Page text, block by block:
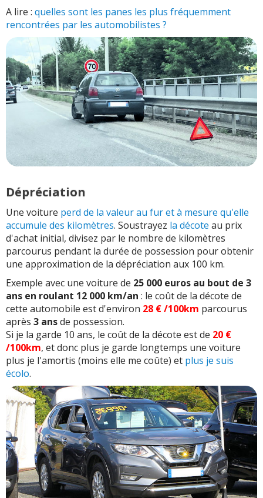
A lire : quelles sont les panes les plus fréquemment
rencontrées par les automobilistes ?
Dépréciation
Une voiture perd de la valeur au fur et à mesure qu'elle
accumule des kilomètres. Soustrayez la décote au prix
d'achat initial, divisez par le nombre de kilomètres
parcourus pendant la durée de possession pour obtenir
une approximation de la dépréciation aux 100 km.
Exemple avec une voiture de 25 000 euros au bout de 3
ans en roulant 12 000 km/an : le coût de la décote de
cette automobile est d'environ 28 € /100km parcourus
après 3 ansde possession.
Si je la garde 10 ans, le coût de la décote est de 20 €
/100km, et donc plus je garde longtemps une voiture
plus je l'amortis (moins elle me coûte) et plus je suis
écolo.